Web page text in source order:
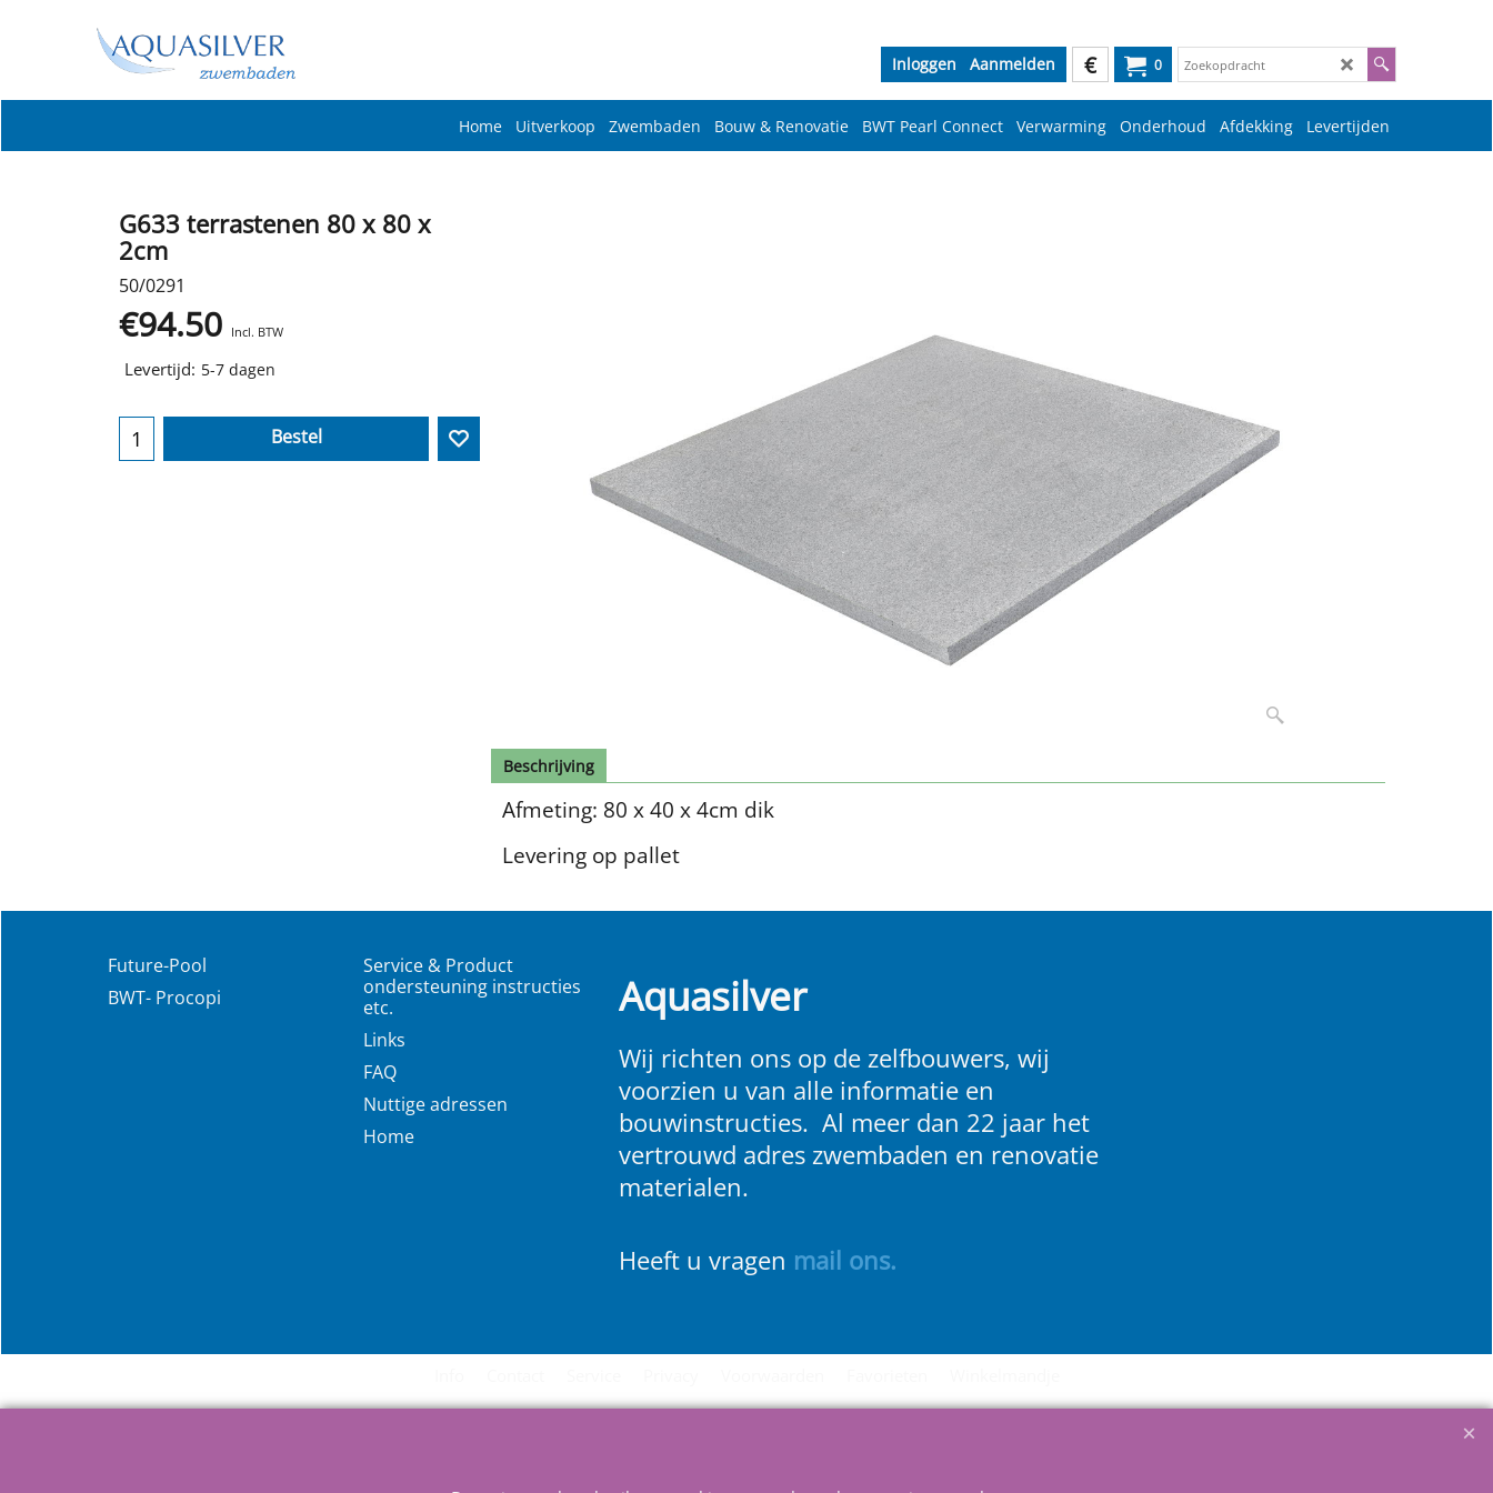
0
€
Inloggen Aanmelden
Home Uitverkoop Zwembaden Bouw & Renovatie BWT Pearl Connect Verwarming Onderhoud Afdekking Levertijden
G633 terrastenen 80 x 80 x
2cm
50/0291
€94.50 Incl. BTW
Levertijd: 5-7 dagen
Bestel
Beschrijving
Afmeting: 80 x 40 x 4cm dik
Levering op pallet
Future-Pool
BWT- Procopi
Service & Product
ondersteuning instructies
etc.
Links
FAQ
Nuttige adressen
Home
Aquasilver
Wij richten ons op de zelfbouwers, wij
voorzien u van alle informatie en
bouwinstructies. Al meer dan 22 jaar het
vertrouwd adres zwembaden en renovatie
materialen.
Heeft u vragen mail ons.